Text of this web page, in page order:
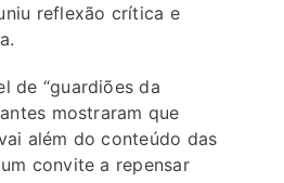
reflexão crítica e
de “guardiões da
mostraram que
além do conteúdo das
convite a repensar